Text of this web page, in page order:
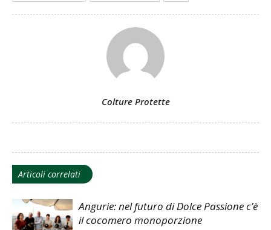
Colture Protette
Articoli correlati
Angurie: nel futuro di Dolce Passione c’è
il cocomero monoporzione